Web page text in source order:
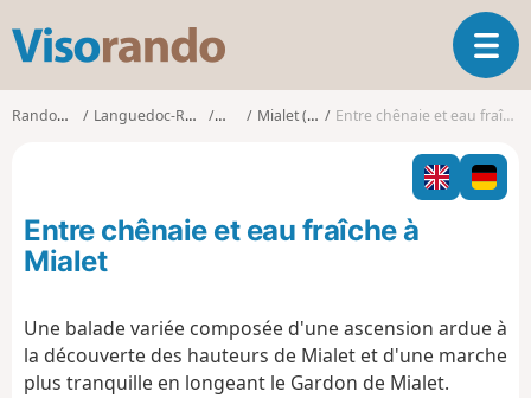
s
o
O
u
v
i
r
l
i
g
Randonnées Languedoc-Roussillon Gard Mialet (Gard) Entre chênaie et eau fraîche à Mialet
Entre chênaie et eau fraîche à
Mialet
Une balade variée composée d'une ascension ardue à
la découverte des hauteurs de Mialet et d'une marche
plus tranquille en longeant le Gardon de Mialet.